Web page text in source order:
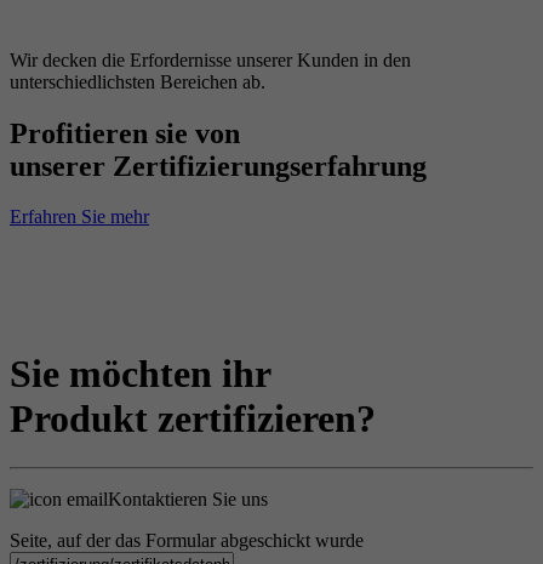
Wir decken die Erfordernisse unserer Kunden in den
unterschiedlichsten Bereichen ab.
Profitieren sie von
unserer Zertifizierungserfahrung
Erfahren Sie mehr
Sie möchten ihr
Produkt zertifizieren?
Kontaktieren Sie uns
Seite, auf der das Formular abgeschickt wurde